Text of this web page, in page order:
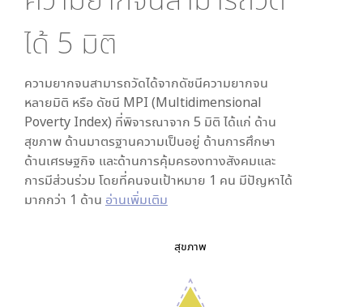
ได้ 5 มิติ
ความยากจนสามารถวัดได้จากดัชนีความยากจน
หลายมิติ หรือ ดัชนี MPI (Multidimensional
Poverty Index) ที่พิจารณาจาก 5 มิติ ได้แก่ ด้าน
สุขภาพ ด้านมาตรฐานความเป็นอยู่ ด้านการศึกษา
ด้านเศรษฐกิจ และด้านการคุ้มครองทางสังคมและ
การมีส่วนร่วม โดยที่คนจนเป้าหมาย 1 คน มีปัญหาได้
มากกว่า 1 ด้าน อ่านเพิ่มเติม
สุขภาพ